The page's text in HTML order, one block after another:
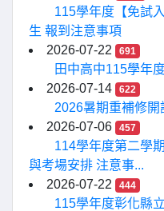
115學年度【免試
生 報到注意事項
2026-07-22
691
田中高中115學年
2026-07-14
622
2026暑期重補修開
2026-07-06
457
114學年度第二學
與考場安排 注意事...
2026-07-22
444
115學年度彰化縣